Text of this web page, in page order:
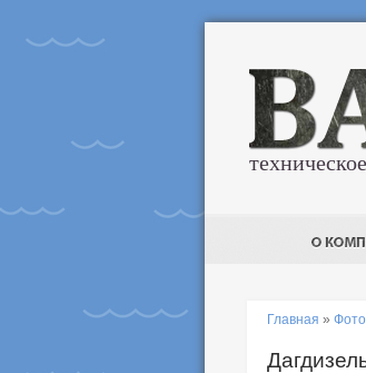
Главная »